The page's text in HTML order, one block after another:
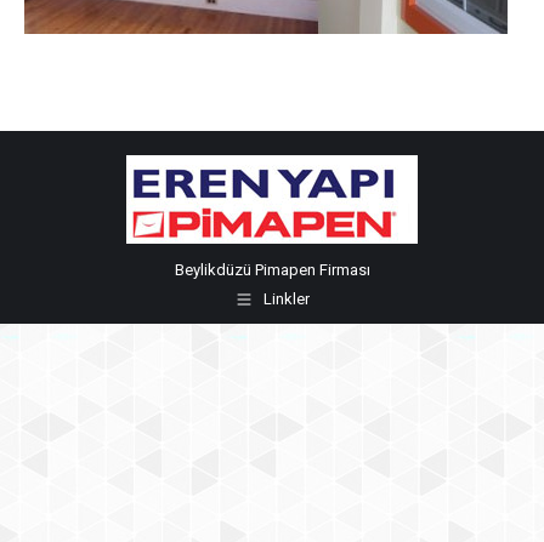
Beylikdüzü Pimapen Firması
Linkler